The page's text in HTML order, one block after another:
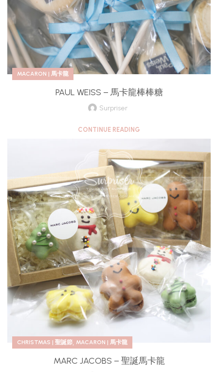
MACARON | 馬卡龍
PAUL WEISS – 馬卡龍棒棒糖
Surpriser
CONTINUE READING
CHRISTMAS | 聖誕節, MACARON | 馬卡龍
MARC JACOBS – 聖誕馬卡龍